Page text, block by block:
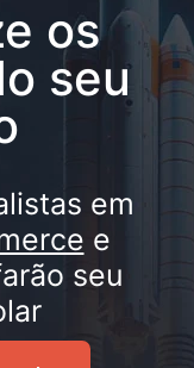
os
seu
em
e
seu